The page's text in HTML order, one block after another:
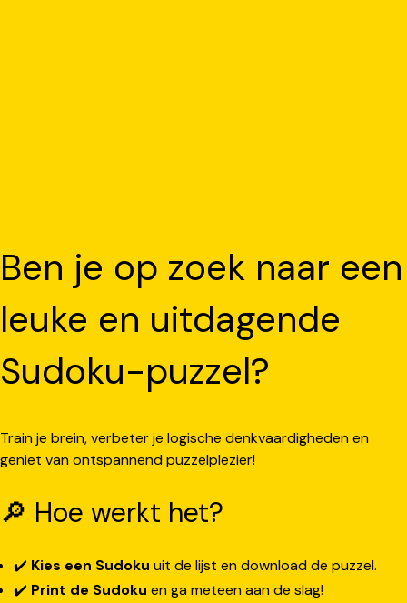
Ben je op zoek naar een
leuke en uitdagende
Sudoku-puzzel?
Train je brein, verbeter je logische denkvaardigheden en
geniet van ontspannend puzzelplezier!
🔎 Hoe werkt het?
✔️ Kies een Sudoku uit de lijst en download de puzzel.
✔️ Print de Sudoku en ga meteen aan de slag!